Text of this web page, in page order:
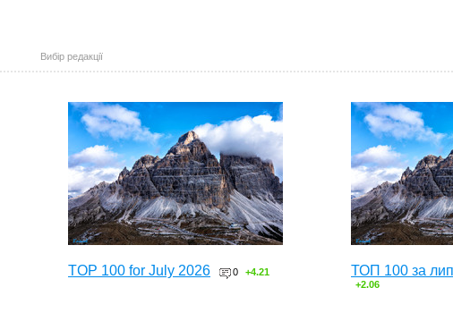
Вибір редакції
TOP 100 for July 2026 0 +4.21 ТОП 100 за
+2.06